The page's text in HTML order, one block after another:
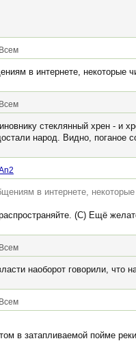
в интернете, некоторые
стеклянный хрен - и
народ. Видно, поганое
в интернете,
(С) Ещё
наоборот говорили, что
в затапливаемой пойме